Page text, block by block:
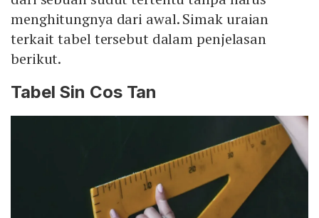
menghitungnya dari awal. Simak uraian
terkait tabel tersebut dalam penjelasan
berikut.
Tabel Sin Cos Tan